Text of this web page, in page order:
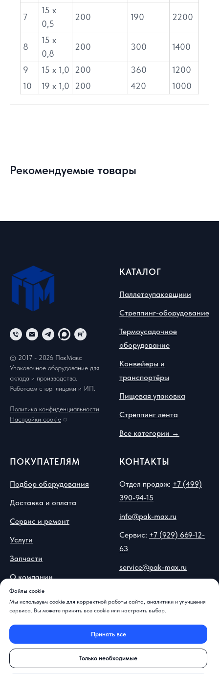
7
15 х
0,5
200 190 2200
8
15 х
0,8
200 300 1400
9 15 х 1,0 200 360
1200
10
19 х 1,0 200 420 1000
Рекомендуемые товары
Файлы cookie
Мы используем cookie для корректной работы сайта, аналитики и улучшения
сервиса. Вы можете принять все cookie или настроить выбор.
Принять все
Только необходимые
© 2017 - 2026 ПакМакс
Упаковочное оборудование для
склада и производства.
Работаем с юр. лицами и ИП.
Политика конфиденциальности
Настройки cookie ◌
КАТАЛОГ
Паллетоупаковщики
Стреппинг-оборудование
Термоусадочное
оборудование
Конвейеры и
транспортёры
Пищевая упаковка
Стреппинг лента
Все категории →
ПОКУПАТЕЛЯМ
Подбор оборудования
Доставка и оплата
Сервис и ремонт
Услуги
Запчасти
О компании
Вопрос-ответ
КОНТАКТЫ
Отдел продаж: +7 (499)
390-94-15
info@pak-max.ru
Сервис: +7 (929) 669-12-
63
service@pak-max.ru
Островитянова, 9
📍